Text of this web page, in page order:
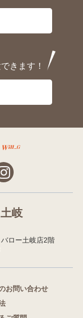
きます！
岐
ロー土岐店2階
お問い合わせ